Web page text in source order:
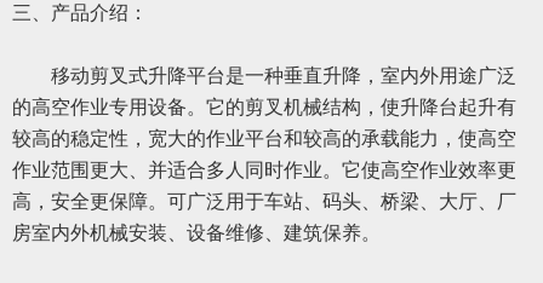
三、 产品介绍：
移动剪叉式升降平台是一种垂直升降，室内外用途广泛
的高空作业专用设备。它的剪叉机械结构，使升降台起升有
较高的稳定性，宽大的作业平台和较高的承载能力，使高空
作业范围更大、并适合多人同时作业。它使高空作业效率更
高，安全更保障。可广泛用于车站、码头、桥梁、大厅、厂
房室内外机械安装、设备维修、建筑保养。